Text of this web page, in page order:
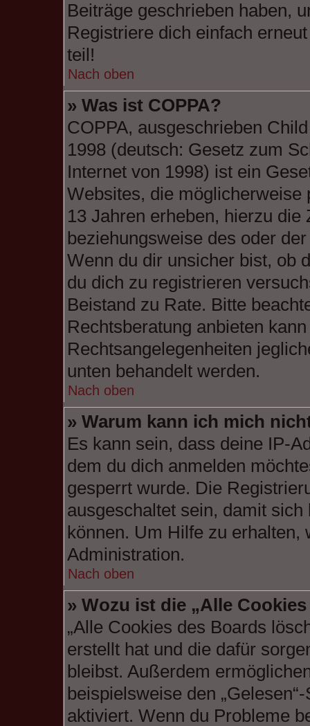
Beiträge geschrieben haben,
Registriere dich einfach
teil!
Nach oben
» Was ist COPPA?
COPPA, ausgeschrieben
1998 (deutsch: Gesetz zum
Internet von 1998) ist ein
Websites, die möglicherweise
13 Jahren erheben, hierzu
beziehungsweise des oder
Wenn du dir unsicher bist, ob
du dich zu registrieren
Beistand zu Rate. Bitte
Rechtsberatung anbieten
Rechtsangelegenheiten
unten behandelt werden.
Nach oben
» Warum kann ich mich
Es kann sein, dass deine IP-
dem du dich anmelden
gesperrt wurde. Die
ausgeschaltet sein, damit
können. Um Hilfe zu erhalten,
Administration.
Nach oben
» Wozu ist die „Alle
„Alle Cookies des Boards
erstellt hat und die dafür
bleibst. Außerdem
beispielsweise den
aktiviert. Wenn du Probleme